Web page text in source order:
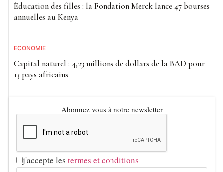
Éducation des filles : la Fondation Merck lance 47 bourses
annuelles au Kenya
ECONOMIE
Capital naturel : 4,23 millions de dollars de la BAD pour
13 pays africains
Abonnez vous à notre newsletter
j'accepte les termes et conditions